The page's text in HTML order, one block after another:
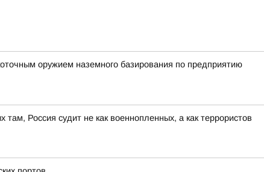
оружием наземного базирования по предприятию
Россия судит не как военнопленных, а как террористов